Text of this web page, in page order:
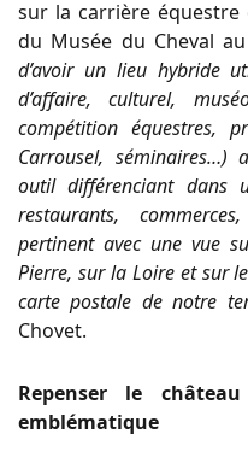
sur la carrière
du Musée du Cheval
d’avoir un lieu hybride
d’affaire, culturel,
compétition équestres,
Carrousel, séminaires…)
outil différenciant dans
restaurants,
pertinent avec une vue
Pierre, sur la Loire et sur
carte postale de notre
Chovet.
Repenser le
emblématique